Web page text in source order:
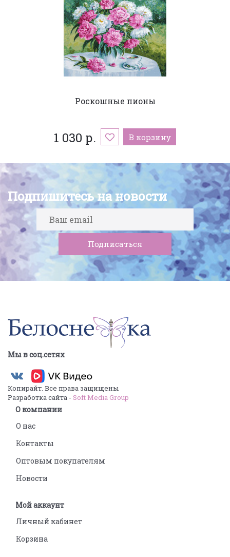
Роскошные пионы
1 030 р. В корзину
Подпишитесь на новости
Мы в соц.сетях
Копирайт. Все права защищены
Разработка сайта - Soft Media Group
О компании
О нас
Контакты
Оптовым покупателям
Новости
Мой аккаунт
Личный кабинет
Корзина